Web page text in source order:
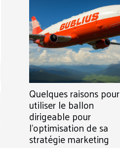
Quelques raisons pour
utiliser le ballon
dirigeable pour
l’optimisation de sa
stratégie marketing